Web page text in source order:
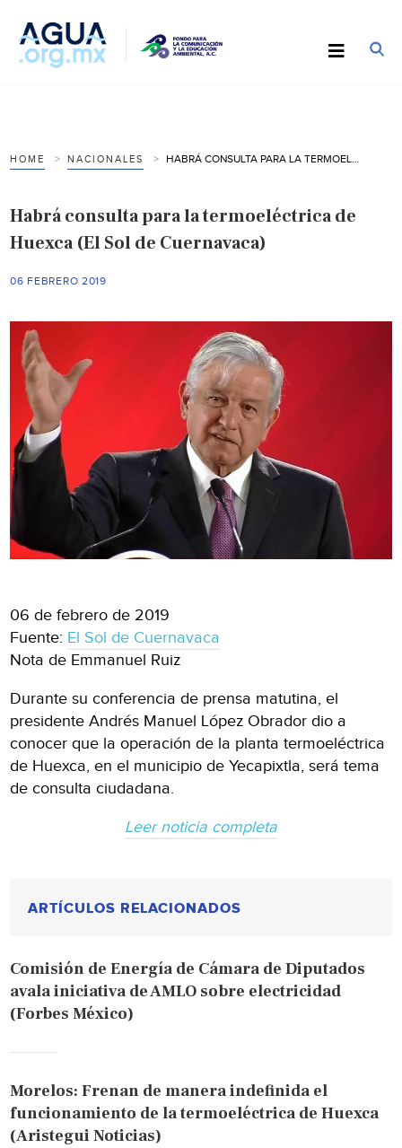
HOME NACIONALES
Habrá consulta para la termoeléctrica de
Huexca (El Sol de Cuernavaca)
06 FEBRERO 2019
06 de febrero de 2019
Fuente: El Sol de Cuernavaca
Nota de Emmanuel Ruiz
Durante su conferencia de prensa matutina, el
presidente Andrés Manuel López Obrador dio a
conocer que la operación de la planta termoeléctrica
de Huexca, en el municipio de Yecapixtla, será tema
de consulta ciudadana.
Leer noticia completa
ARTÍCULOS RELACIONADOS
Comisión de Energía de Cámara de Diputados
avala iniciativa de AMLO sobre electricidad
(Forbes México)
Morelos: Frenan de manera indefinida el
funcionamiento de la termoeléctrica de Huexca
(Aristegui Noticias)